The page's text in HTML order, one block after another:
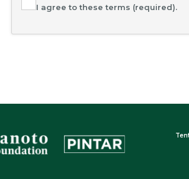
I agree to these terms (required).